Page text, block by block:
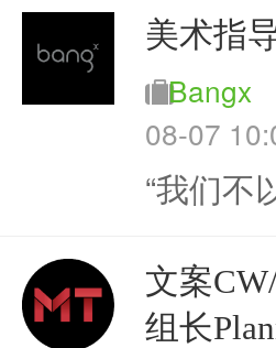
美术指
Bangx
08-07
“我们不
文案
组长